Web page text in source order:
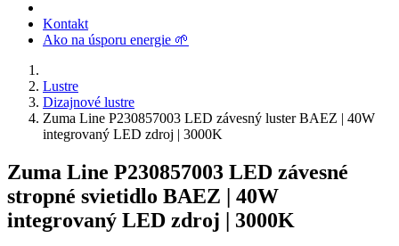
Kontakt
Ako na úsporu energie 🌱
Lustre
Dizajnové lustre
Zuma Line P230857003 LED závesný luster BAEZ | 40W
integrovaný LED zdroj | 3000K
Zuma Line P230857003 LED závesné
stropné svietidlo BAEZ | 40W
integrovaný LED zdroj | 3000K